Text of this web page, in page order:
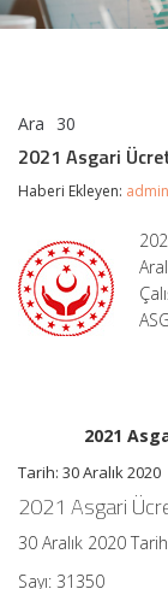
Ara 30
Asgari
Ücret
Tespit
2021 Asgari
Haberi Ekleyen: admin
2021
Tarih: 30 Aralık 2020
2021 Asgari
30 Aralık 2020
Sayı: 31350